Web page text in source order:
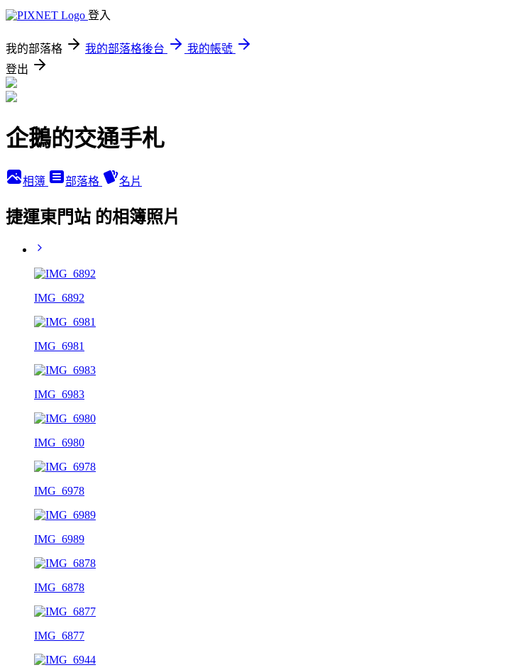
登入
我的部落格 我的部落格後台
我的帳號
登出
企鵝的交通手札
相簿 部落格 名片
捷運東門站 的相簿照片
IMG_6892
IMG_6981
IMG_6983
IMG_6980
IMG_6978
IMG_6989
IMG_6878
IMG_6877